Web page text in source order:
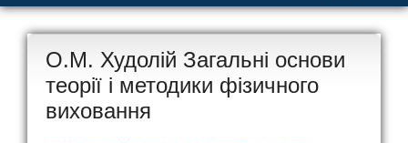
О.М. Худолій Загальні основи
теорії і методики фізичного
виховання